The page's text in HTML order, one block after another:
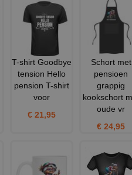
T-shirt Goodbye
tension Hello
pension T-shirt
voor
€ 21,95
Schort met
pensioen
grappig
kookschort
oude vr
€ 24,95